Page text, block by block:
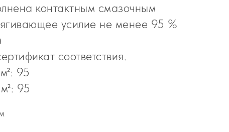
контактным смазочным
усилие не менее 95 %
соответствия.
95
95